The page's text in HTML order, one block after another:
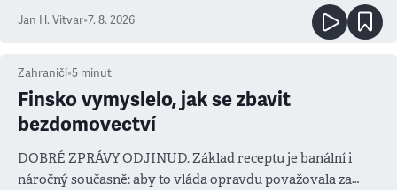
Jan H. Vitvar•7. 8. 2026
Zahraničí•5 minut
Finsko vymyslelo, jak se zbavit
bezdomovectví
DOBRÉ ZPRÁVY ODJINUD. Základ receptu je banální i
náročný současně: aby to vláda opravdu považovala za